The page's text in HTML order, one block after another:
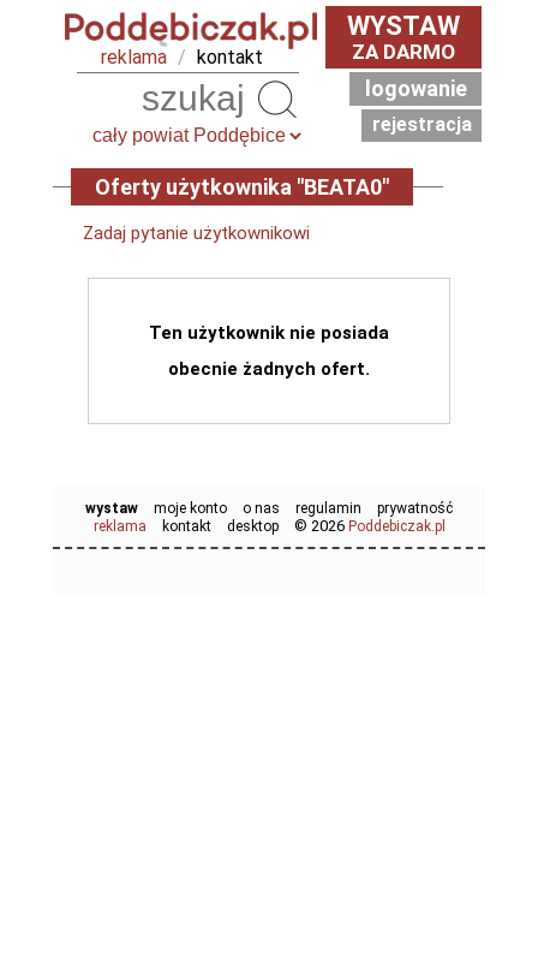
reklama / kontakt
WYSTAW
ZA DARMO
logowanie
rejestracja
Oferty użytkownika "BEATA0"
Zadaj pytanie użytkownikowi
Ten użytkownik nie posiada
obecnie żadnych ofert.
wystaw moje konto o nas regulamin
prywatność
reklama
kontakt desktop © 2026 Poddebiczak.pl